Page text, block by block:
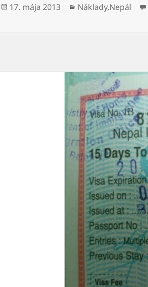
Publikované
17. mája 2013 Kategórie
Náklady,Nepál